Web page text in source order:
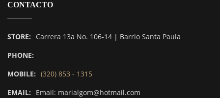
CONTACTO
STORE:
Carrera 13a No. 106-14 | Barrio Santa Paula
PHONE:
MOBILE: (320) 853 - 1315
EMAIL:
Email: marialgom@hotmail.com